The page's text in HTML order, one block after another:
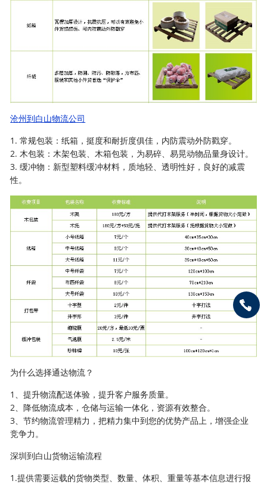
沧州到白山物流公司
1. 常规包装：纸箱，挺度和耐折度俱佳，内防震动外防戳穿。
2. 木包装：木架包装、木箱包装，为易碎、易晃动物品量身设计。
3. 缓冲物：新型塑料缓冲材料，质地轻、透明性好，良好的减震
性。
为什么选择通达物流？
1、提升物流配送体验，提升客户服务质量。
2、降低物流成本，仓储与运输一体化，资源有效整合。
3、节约物流管理精力，把精力集中到您的优势产品上，增强企业
竞争力。
深圳到白山货物运输流程
1.提供需要运载的货物类型、数量、体积、重量等基本信息进行报